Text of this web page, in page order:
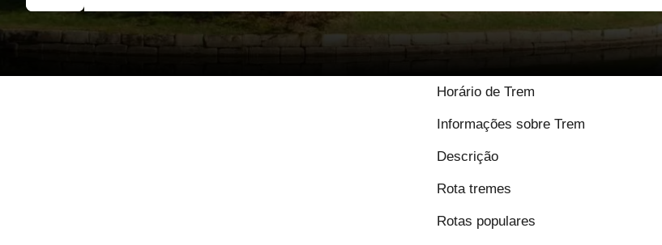
Horário de Trem
Informações sobre Trem
Descrição
Rota tremes
Rotas populares
9.2 / 10